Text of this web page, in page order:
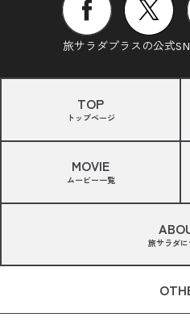
旅サラダプラスの公式
TOP
トップページ
MOVIE
ムービー一覧
旅サラダ